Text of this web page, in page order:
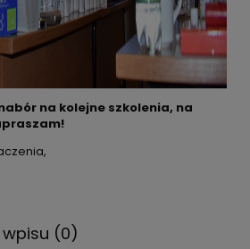
na kolejne szkolenia, na
(0)